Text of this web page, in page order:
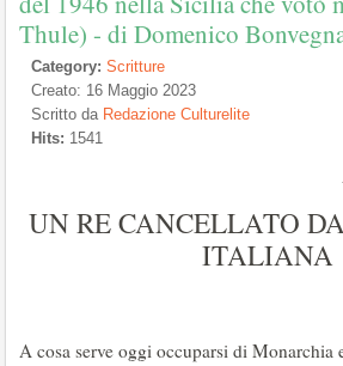
Thule) - di Domenico
Category: Scritture
Creato: 16 Maggio 2023
Scritto da Redazione Culturelite
Hits: 1541
UN RE CANCELLATO
ITALIANA
A cosa serve oggi occuparsi di Monarchia